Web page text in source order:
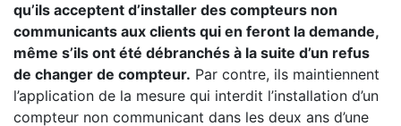
qu’ils acceptent d’installer des compteurs non
communicants aux clients qui en feront la demande,
même s’ils ont été débranchés à la suite d’un refus
de changer de compteur. Par contre, ils maintiennent
l’application de la mesure qui interdit l’installation d’un
compteur non communicant dans les deux ans d’une